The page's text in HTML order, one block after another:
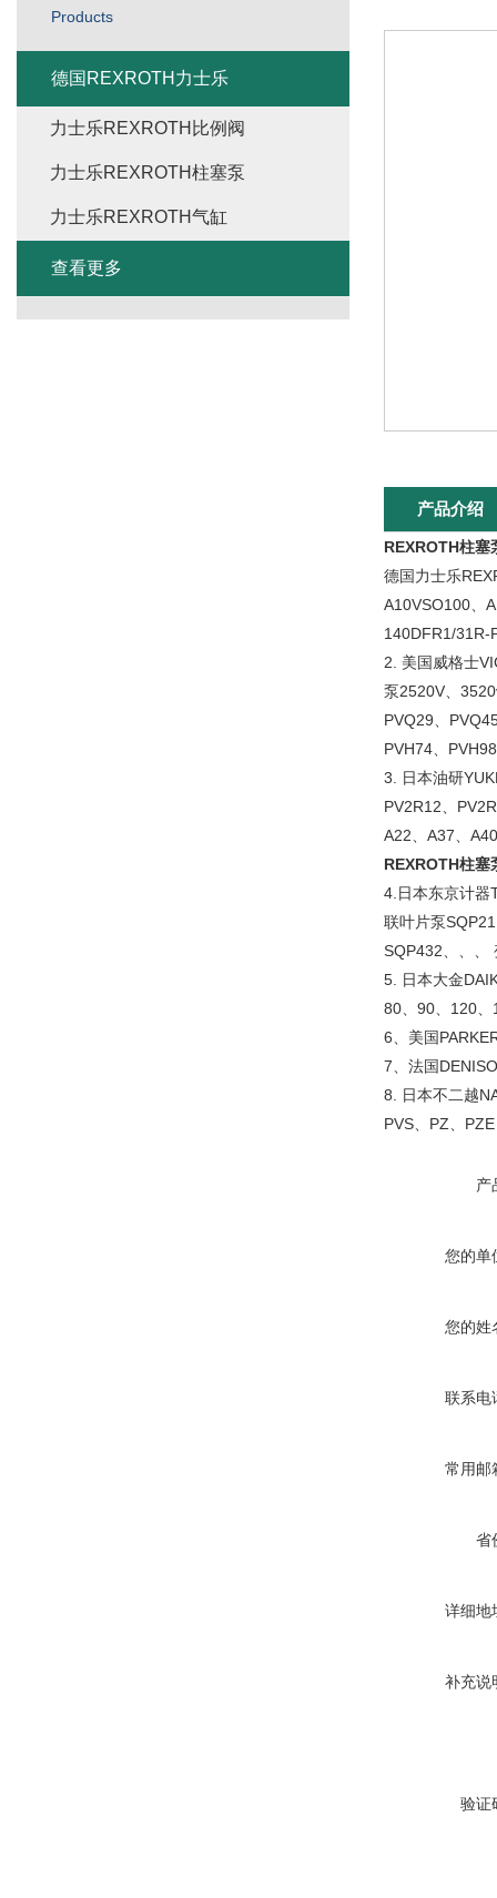
产品介绍
REXROTH柱塞
德国力士乐
A10VSO100、
140DFR1/31R-
2. 美国威格士
泵2520V、
PVQ29、
PVH74、
3. 日本油研
PV2R12、
A22、A37、
REXROTH柱塞
4.日本东京计器
联叶片泵
SQP432、、、
5. 日本大金
80、90、120、
6、美国
7、法国
8. 日本不二越
PVS、PZ、
产
您的单
您的姓
联系电
常用邮
省
详细地
补充说
验证
Products
德国REXROTH力士乐
力士乐REXROTH比例阀
力士乐REXROTH柱塞泵
力士乐REXROTH气缸
查看更多